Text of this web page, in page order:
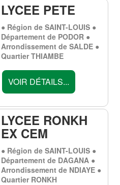
LYCEE PETE
● Région de SAINT-LOUIS ●
Département de PODOR ●
Arrondissement de SALDE ●
Quartier THIAMBE
VOIR DÉTAILS...
LYCEE RONKH
EX CEM
● Région de SAINT-LOUIS ●
Département de DAGANA ●
Arrondissement de NDIAYE ●
Quartier RONKH